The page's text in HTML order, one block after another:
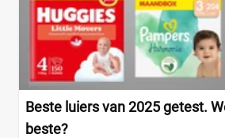
Beste luiers van 2025 getest.
beste?